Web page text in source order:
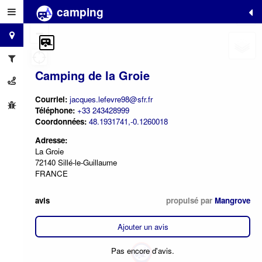
camping
Camping de la Groie
Courriel: jacques.lefevre98@sfr.fr
Téléphone: +33 243428999
Coordonnées: 48.1931741,-0.1260018
Adresse:
La Groie
72140 Sillé-le-Guillaume
FRANCE
avis propulsé par Mangrove
Ajouter un avis
Pas encore d'avis.
+
−